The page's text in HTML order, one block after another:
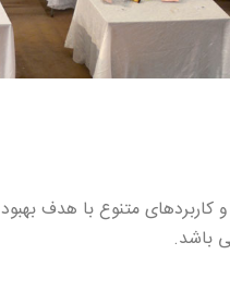
و کاربردهای متنوع با هدف بهبود
باشد.